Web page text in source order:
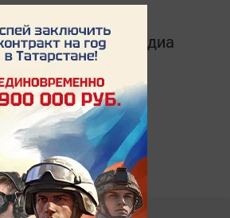
каналеТатмедиа
MАХ: